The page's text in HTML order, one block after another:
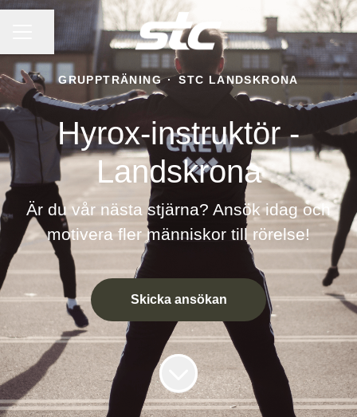
KARRIÄRMENY
Dela sidan
GRUPPTRÄNING · STC LANDSKRONA
Hyrox-instruktör -
Landskrona
Är du vår nästa stjärna? Ansök idag och
motivera fler människor till rörelse!
Skicka ansökan